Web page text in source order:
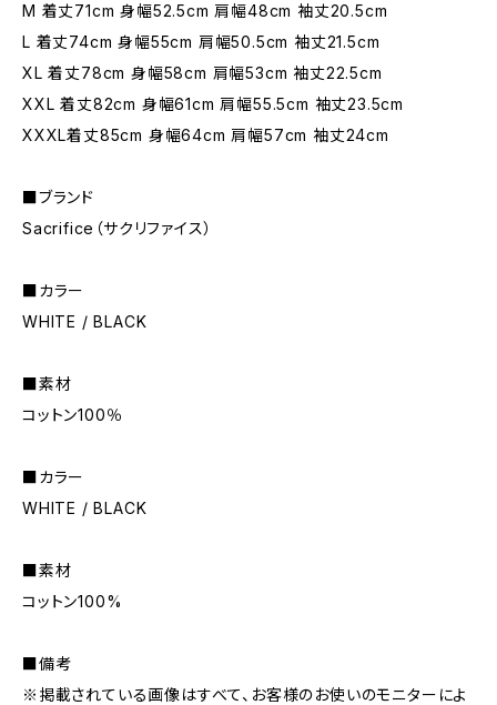
M 着丈71cm 身幅52.5cm 肩幅48cm 袖丈20.5cm
L 着丈74cm 身幅55cm 肩幅50.5cm 袖丈21.5cm
XL 着丈78cm 身幅58cm 肩幅53cm 袖丈22.5cm
XXL 着丈82cm 身幅61cm 肩幅55.5cm 袖丈23.5cm
XXXL着丈85cm 身幅64cm 肩幅57cm 袖丈24cm
■ブランド
Sacrifice（サクリファイス）
■カラー
WHITE / BLACK
■素材
コットン100％
■カラー
WHITE / BLACK
■素材
コットン100%
■備考
※掲載されている画像はすべて、お客様のお使いのモニターによ